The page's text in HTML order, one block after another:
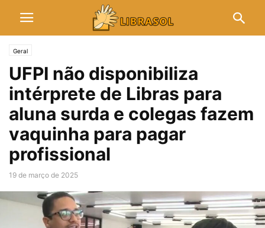
Geral
UFPI não disponibiliza
intérprete de Libras para
aluna surda e colegas fazem
vaquinha para pagar
profissional
19 de março de 2025